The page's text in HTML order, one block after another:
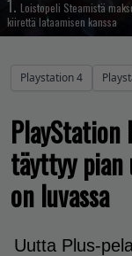
1. Loistopeli Steamistä
kiirettä lataamisen kanssa
Playstation 4
täyttyy
on luvassa
Uutta Plus-